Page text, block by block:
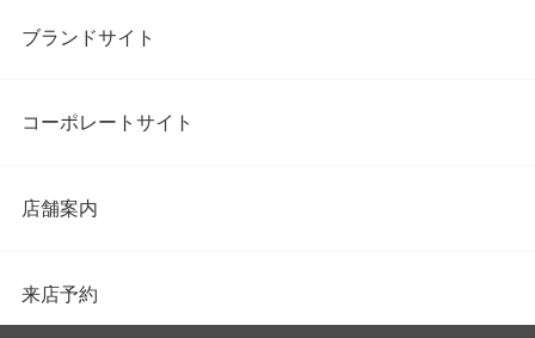
ブランドサイト
コーポレートサイト
店舗案内
来店予約